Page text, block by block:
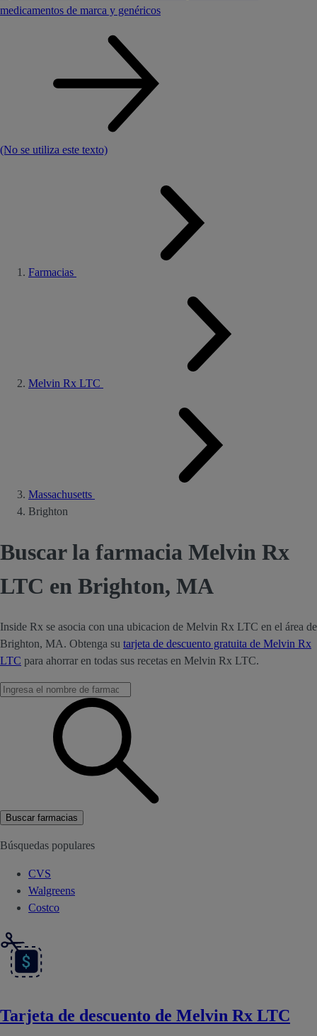
medicamentos de marca y genéricos
(No se utiliza este texto)
Farmacias
Melvin Rx LTC
Massachusetts
Brighton
Buscar la farmacia Melvin Rx
LTC en Brighton, MA
Inside Rx se asocia con una ubicacion de Melvin Rx LTC en el área de
Brighton, MA. Obtenga su tarjeta de descuento gratuita de Melvin Rx
LTC para ahorrar en todas sus recetas en Melvin Rx LTC.
Buscar farmacias
Búsquedas populares
CVS
Walgreens
Costco
Tarjeta de descuento de Melvin Rx LTC